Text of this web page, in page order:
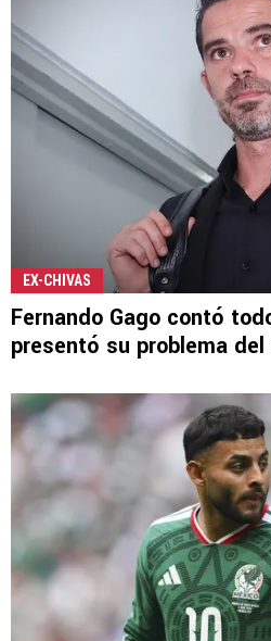
EX-CHIVAS
Fernando Gago contó
presentó su problema